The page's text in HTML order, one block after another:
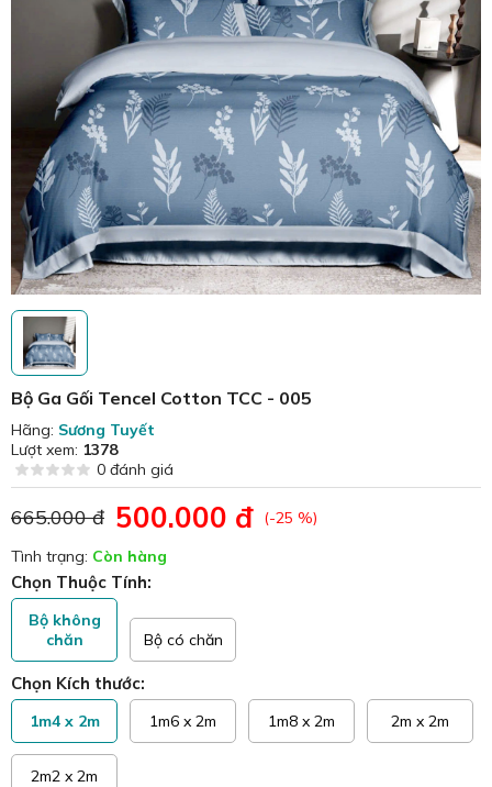
Bộ Ga Gối Tencel Cotton TCC - 005
Hãng: Sương Tuyết
Lượt xem: 1378
0 đánh giá
665.000 đ 500.000 đ
(-25 %)
Tình trạng: Còn hàng
Chọn Thuộc Tính:
Bộ không
chăn
Bộ có chăn
Chọn Kích thước:
1m4 x 2m 1m6 x 2m 1m8 x 2m 2m x 2m
2m2 x 2m